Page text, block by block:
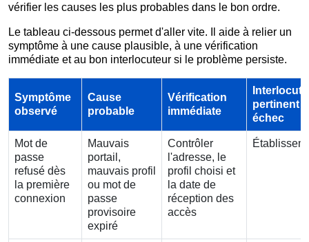
vérifier les causes les plus probables dans le bon ordre.
Le tableau ci-dessous permet d'aller vite. Il aide à relier un
symptôme à une cause plausible, à une vérification
immédiate et au bon interlocuteur si le problème persiste.
Symptôme
observé
Cause
probable
Vérification
immédiate
pertinent
échec
Mot de
passe
refusé dès
la première
connexion
Mauvais
portail,
mauvais profil
ou mot de
passe
provisoire
expiré
Contrôler
l'adresse, le
profil choisi et
la date de
réception des
accès